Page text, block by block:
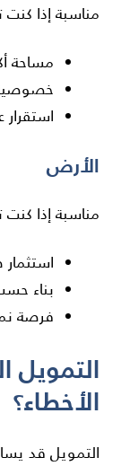
مناسبة إذا
مساحة
استقرار
الأرض
مناسبة إذا
بناء
فرصة
التمويل
الأخطاء؟
التمويل قد